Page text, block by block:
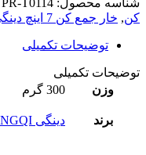
کن, خار جمع کن 7 اینچ دینگی
توضیحات تکمیلی
توضیحات تکمیلی
وزن
300 گرم
برند دینگی DINGQI